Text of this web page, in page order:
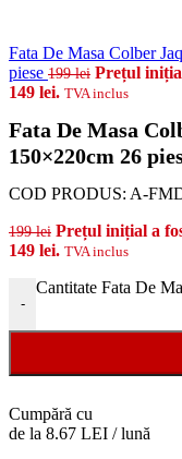
Fata De Masa Colber
piese 199lei Prețul
149 lei. TVA inclus
Fata De Masa
150×220cm 26
COD PRODUS: A-
199lei Prețul inițial a
149 lei. TVA inclus
-
Cantitate Fata De
Cumpără cu
de la 8.67 LEI / lună